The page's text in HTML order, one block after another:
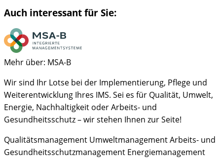
Auch interessant für Sie:
Mehr über: MSA-B
Wir sind Ihr Lotse bei der Implementierung, Pflege und
Weiterentwicklung Ihres IMS. Sei es für Qualität, Umwelt,
Energie, Nachhaltigkeit oder Arbeits- und
Gesundheitsschutz – wir stehen Ihnen zur Seite!
Qualitätsmanagement UmweltmanagementArbeits- und
Gesundheitsschutzmanagement Energiemanagement